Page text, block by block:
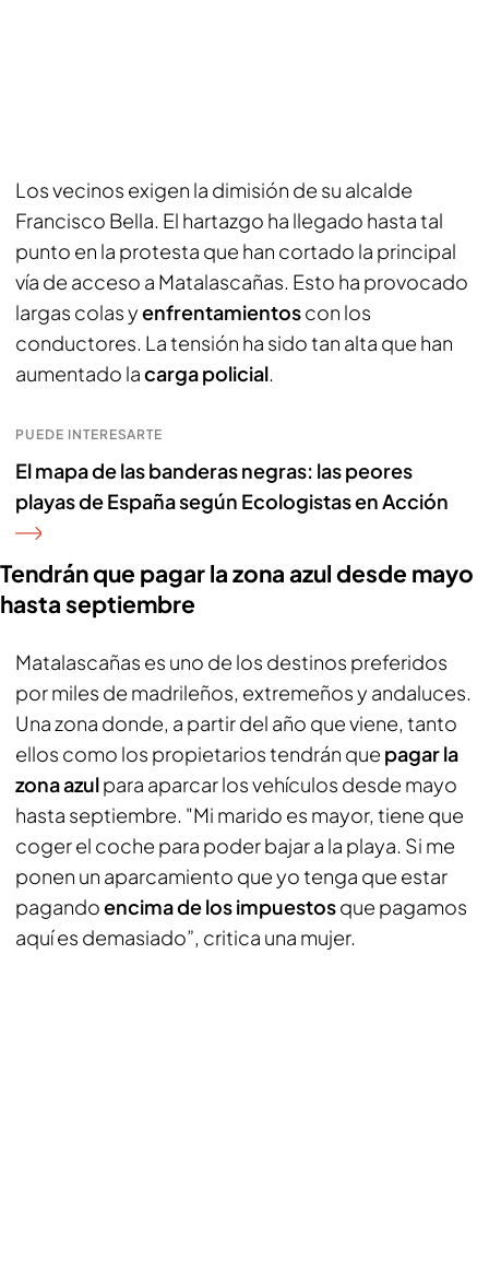
Los vecinos exigen la dimisión de su alcalde
Francisco Bella. El hartazgo ha llegado hasta tal
punto en la protesta que han cortado la principal
vía de acceso a Matalascañas. Esto ha provocado
largas colas yenfrentamientoscon los
conductores. La tensión ha sido tan alta que han
aumentado lacarga policial.
PUEDE INTERESARTE
El mapa de las banderas negras: las peores
playas de España según Ecologistas en Acción
Tendrán que pagar la zona azul desde mayo
hasta septiembre
Matalascañas es uno de los destinos preferidos
por miles de madrileños, extremeños y andaluces.
Una zona donde, a partir del año que viene, tanto
ellos como los propietarios tendrán que pagar la
zona azulpara aparcar los vehículos desde mayo
hasta septiembre. "Mi marido es mayor, tiene que
coger el coche para poder bajar a la playa. Si me
ponen un aparcamiento que yo tenga que estar
pagandoencima de los impuestosque pagamos
aquí es demasiado”, critica una mujer.